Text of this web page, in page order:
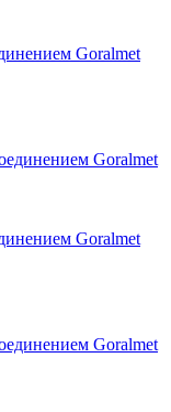
Goralmet
Goralmet